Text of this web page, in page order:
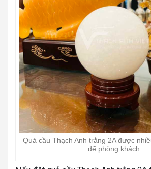
Quả cầu Thạch Anh trắng 2A được
để phòng khách